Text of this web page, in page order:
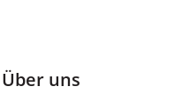
HP Poly Studio V12
Über uns